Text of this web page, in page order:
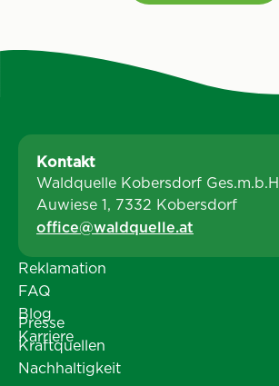
Kontakt
Waldquelle Kobersdorf Ges.m.b.H
Auwiese 1, 7332 Kobersdorf
office@waldquelle.at
Reklamation
FAQ
Blog
Karriere
Presse
Kraftquellen
Nachhaltigkeit